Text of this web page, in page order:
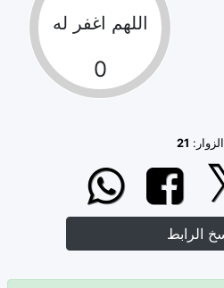
اللهم اغفر له
0
الزوار: 21
الرابط